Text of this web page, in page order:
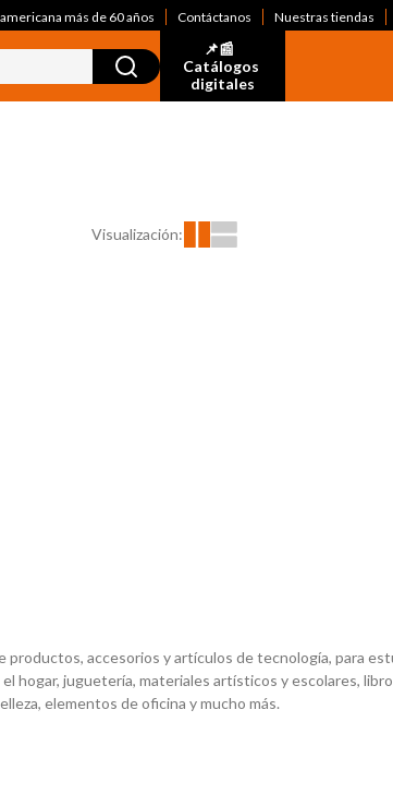
más de 60 años Contáctanos Nuestras tiendas
📌📰
Catálogos
digitales
Visualización:
productos, accesorios y artículos de tecnología, para
hogar, juguetería, materiales artísticos y escolares,
elementos de oficina y mucho más.